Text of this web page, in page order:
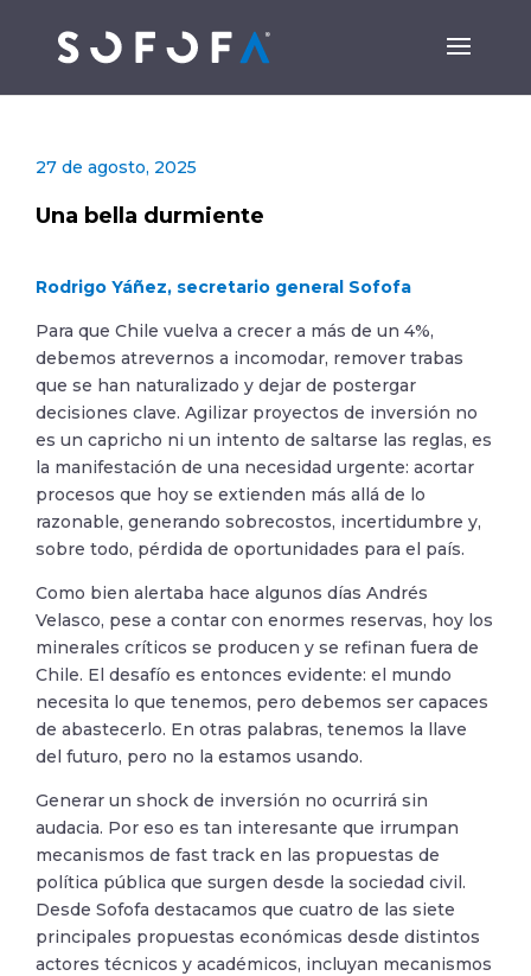
27 de agosto, 2025
Una bella durmiente
Rodrigo Yáñez, secretario general Sofofa
Para que Chile vuelva a crecer a más de un 4%,
debemos atrevernos a incomodar, remover trabas
que se han naturalizado y dejar de postergar
decisiones clave. Agilizar proyectos de inversión no
es un capricho ni un intento de saltarse las reglas, es
la manifestación de una necesidad urgente: acortar
procesos que hoy se extienden más allá de lo
razonable, generando sobrecostos, incertidumbre y,
sobre todo, pérdida de oportunidades para el país.
Como bien alertaba hace algunos días Andrés
Velasco, pese a contar con enormes reservas, hoy los
minerales críticos se producen y se refinan fuera de
Chile. El desafío es entonces evidente: el mundo
necesita lo que tenemos, pero debemos ser capaces
de abastecerlo. En otras palabras, tenemos la llave
del futuro, pero no la estamos usando.
Generar un shock de inversión no ocurrirá sin
audacia. Por eso es tan interesante que irrumpan
mecanismos de fast track en las propuestas de
política pública que surgen desde la sociedad civil.
Desde Sofofa destacamos que cuatro de las siete
principales propuestas económicas desde distintos
actores técnicos y académicos, incluyan mecanismos